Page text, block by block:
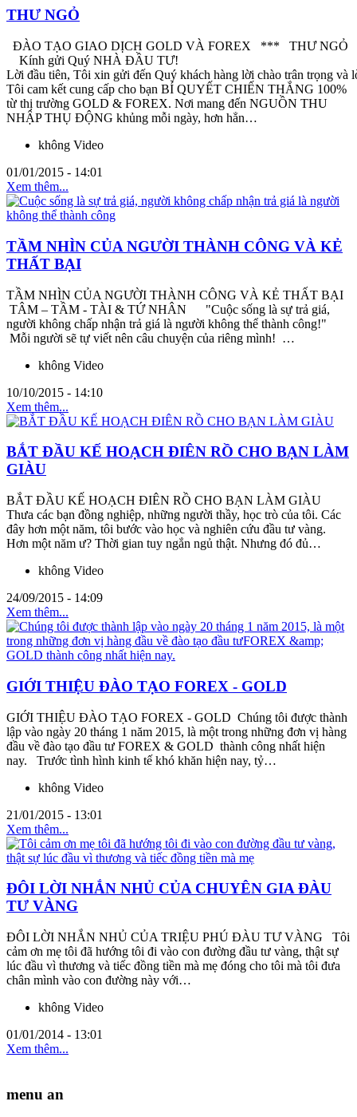
THƯ NGỎ
ĐÀO TẠO GIAO DỊCH GOLD VÀ FOREX *** THƯ NGỎ
Kính gửi Quý NHÀ ĐẦU TƯ!
Lời đầu tiên, Tôi xin gửi đến Quý khách hàng lời chào trân trọng và
Tôi cam kết cung cấp cho bạn BÍ QUYẾT CHIẾN THẮNG 100%
từ thị trường GOLD & FOREX. Nơi mang đến NGUỒN THU
NHẬP THỤ ĐỘNG khủng mỗi ngày, hơn hẳn…
không Video
01/01/2015 - 14:01
Xem thêm...
TẦM NHÌN CỦA NGƯỜI THÀNH CÔNG VÀ KẺ
THẤT BẠI
TẦM NHÌN CỦA NGƯỜI THÀNH CÔNG VÀ KẺ THẤT BẠI
TÂM – TẦM - TÀI & TỨ NHÂN "Cuộc sống là sự trả giá,
người không chấp nhận trả giá là người không thể thành công!"
Mỗi người sẽ tự viết nên câu chuyện của riêng mình! …
không Video
10/10/2015 - 14:10
Xem thêm...
BẮT ĐẦU KẾ HOẠCH ĐIÊN RỒ CHO BẠN LÀM
GIÀU
BẮT ĐẦU KẾ HOẠCH ĐIÊN RỒ CHO BẠN LÀM GIÀU
Thưa các bạn đồng nghiệp, những người thầy, học trò của tôi. Các
đây hơn một năm, tôi bước vào học và nghiên cứu đầu tư vàng.
Hơn một năm ư? Thời gian tuy ngắn ngủ thật. Nhưng đó đủ…
không Video
24/09/2015 - 14:09
Xem thêm...
GIỚI THIỆU ĐÀO TẠO FOREX - GOLD
GIỚI THIỆU ĐÀO TẠO FOREX - GOLD Chúng tôi được thành
lập vào ngày 20 tháng 1 năm 2015, là một trong những đơn vị hàng
đầu về đào tạo đầu tư FOREX & GOLD thành công nhất hiện
nay. Trước tình hình kinh tế khó khăn hiện nay, tỷ…
không Video
21/01/2015 - 13:01
Xem thêm...
ĐÔI LỜI NHẮN NHỦ CỦA CHUYÊN GIA ĐÀU
TƯ VÀNG
ĐÔI LỜI NHẮN NHỦ CỦA TRIỆU PHÚ ĐÀU TƯ VÀNG Tôi
cảm ơn mẹ tôi đã hướng tôi đi vào con đường đầu tư vàng, thật sự
lúc đầu vì thương và tiếc đồng tiền mà mẹ đóng cho tôi mà tôi đưa
chân mình vào con đường này với…
không Video
01/01/2014 - 13:01
Xem thêm...
menu an